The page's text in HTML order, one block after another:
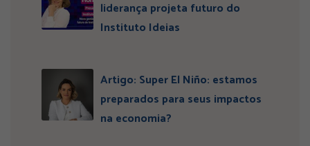
liderança projeta futuro do
Instituto Ideias
Artigo: Super El Niño: estamos
preparados para seus impactos
na economia?